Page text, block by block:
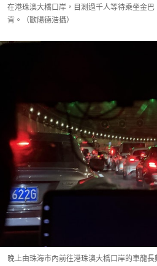
在港珠澳大橋口岸，目測過千人等待乘坐金
背。（歐陽德浩攝）
晚上由珠海市內前往港珠澳大橋口岸的車龍